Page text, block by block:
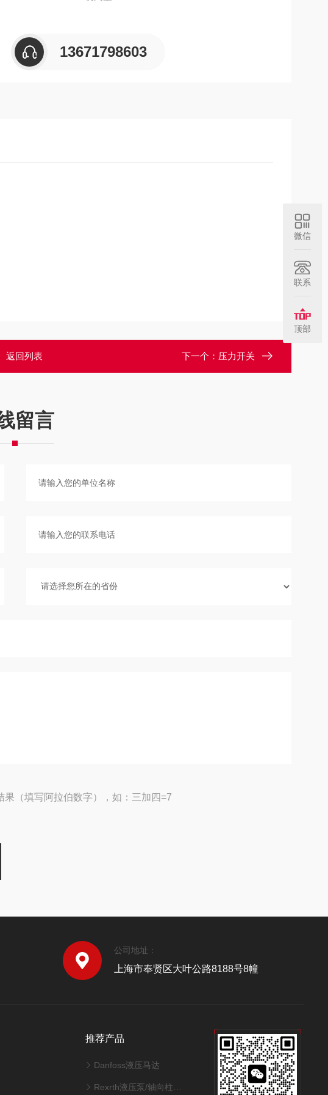
13671798603
返回列表 下一个： 压力开关
留言
果（填写阿拉伯数字），如：三加四=7
公司地址：
上海市奉贤区大叶公路8188号8幢
推荐产品
Danfoss液压马达
Rexrth液压泵/轴向柱塞泵
微信
联系
顶部